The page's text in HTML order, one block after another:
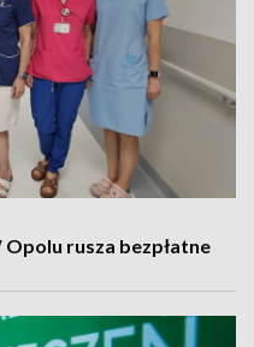
rusza bezpłatne